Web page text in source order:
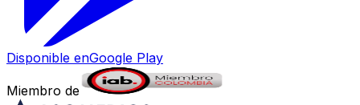
Disponible enGoogle Play
Miembro de